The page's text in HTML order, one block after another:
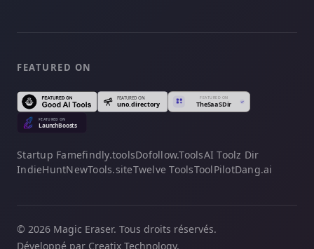
FEATURED ON
Startup Famefindly.toolsDofollow.ToolsAI Toolz Dir
IndieHuntNewTools.siteTwelve ToolsToolPilotDang.ai
© 2026 Magic Eraser. Tous droits réservés.
Développé par Creatix Technology.